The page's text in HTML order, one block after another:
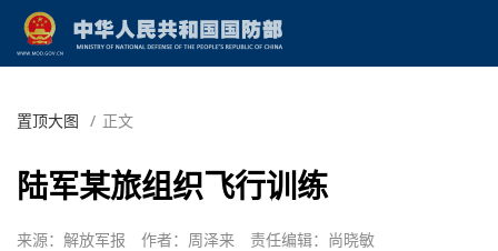
置顶大图 / 正文
陆军某旅组织飞行训练
来源：解放军报 作者：周泽来
责任编辑：尚晓敏